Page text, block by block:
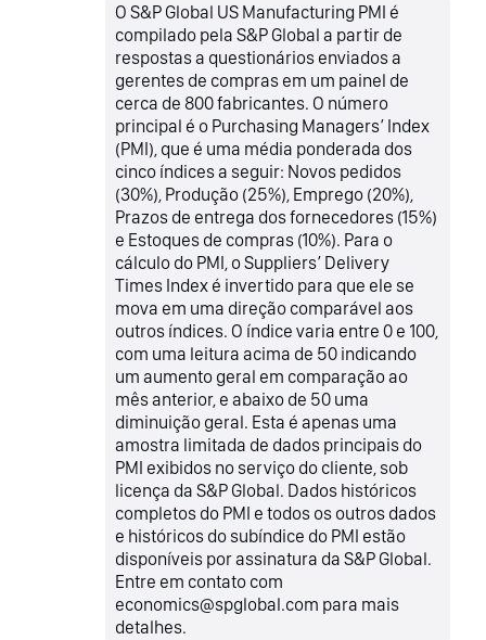
O S&P Global US Manufacturing PMI é
compilado pela S&P Global a partir de
respostas a questionários enviados a
gerentes de compras em um painel de
cerca de 800 fabricantes. O número
principal é o Purchasing Managers’ Index
(PMI), que é uma média ponderada dos
cinco índices a seguir: Novos pedidos
(30%), Produção (25%), Emprego (20%),
Prazos de entrega dos fornecedores (15%)
e Estoques de compras (10%). Para o
cálculo do PMI, o Suppliers’ Delivery
Times Index é invertido para que ele se
mova em uma direção comparável aos
outros índices. O índice varia entre 0 e 100,
com uma leitura acima de 50 indicando
um aumento geral em comparação ao
mês anterior, e abaixo de 50 uma
diminuição geral. Esta é apenas uma
amostra limitada de dados principais do
PMI exibidos no serviço do cliente, sob
licença da S&P Global. Dados históricos
completos do PMI e todos os outros dados
e históricos do subíndice do PMI estão
disponíveis por assinatura da S&P Global.
Entre em contato com
economics@spglobal.com para mais
detalhes.